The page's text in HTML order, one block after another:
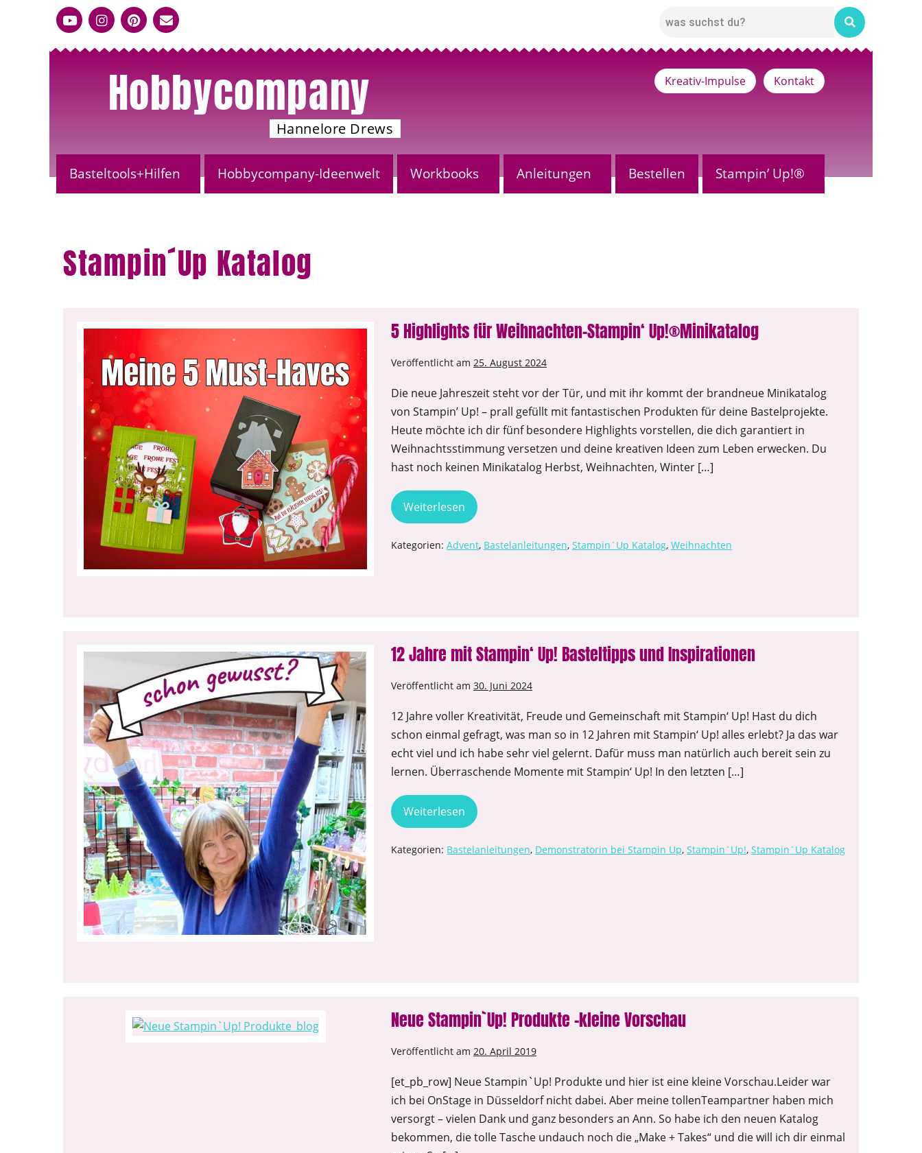
Hobbycompany
Hannelore Drews
Kreativ-Impulse Kontakt
Basteltools+Hilfen Hobbycompany-Ideenwelt Workbooks Anleitungen Bestellen Stampin’ Up!®
Stampin´Up Katalog
5 Highlights für Weihnachten-Stampin‘ Up!®Minikatalog
Veröffentlicht am 25. August 2024
Die neue Jahreszeit steht vor der Tür, und mit ihr kommt der brandneue Minikatalog
von Stampin’ Up! – prall gefüllt mit fantastischen Produkten für deine Bastelprojekte.
Heute möchte ich dir fünf besondere Highlights vorstellen, die dich garantiert in
Weihnachtsstimmung versetzen und deine kreativen Ideen zum Leben erwecken. Du
hast noch keinen Minikatalog Herbst, Weihnachten, Winter […]
Weiterlesen
Kategorien: Advent, Bastelanleitungen, Stampin´Up Katalog, Weihnachten
12 Jahre mit Stampin‘ Up! Basteltipps und Inspirationen
Veröffentlicht am 30. Juni 2024
12 Jahre voller Kreativität, Freude und Gemeinschaft mit Stampin‘ Up! Hast du dich
schon einmal gefragt, was man so in 12 Jahren mit Stampin‘ Up! alles erlebt? Ja das war
echt viel und ich habe sehr viel gelernt. Dafür muss man natürlich auch bereit sein zu
lernen. Überraschende Momente mit Stampin‘ Up! In den letzten […]
Weiterlesen
Kategorien: Bastelanleitungen, Demonstratorin bei Stampin Up, Stampin`Up!, Stampin´Up Katalog
Neue Stampin`Up! Produkte -kleine Vorschau
Veröffentlicht am 20. April 2019
[et_pb_row] Neue Stampin`Up! Produkte und hier ist eine kleine Vorschau.Leider war
ich bei OnStage in Düsseldorf nicht dabei. Aber meine tollenTeampartner haben mich
versorgt – vielen Dank und ganz besonders an Ann. So habe ich den neuen Katalog
bekommen, die tolle Tasche undauch noch die „Make + Takes“ und die will ich dir einmal